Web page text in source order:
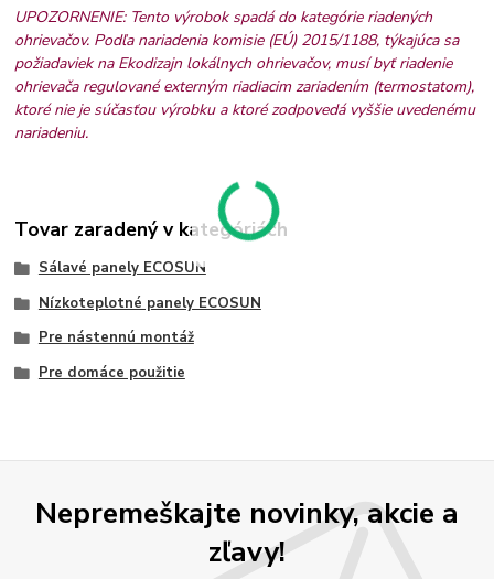
UPOZORNENIE: Tento výrobok spadá do kategórie riadených
ohrievačov. Podľa nariadenia komisie (EÚ) 2015/1188, týkajúca sa
požiadaviek na Ekodizajn lokálnych ohrievačov, musí byť riadenie
ohrievača regulované externým riadiacim zariadením (termostatom),
ktoré nie je súčasťou výrobku a ktoré zodpovedá vyššie uvedenému
nariadeniu.
Tovar zaradený v kategóriách
Sálavé panely ECOSUN
Nízkoteplotné panely ECOSUN
Pre nástennú montáž
Pre domáce použitie
Nepremeškajte novinky, akcie a
zľavy!